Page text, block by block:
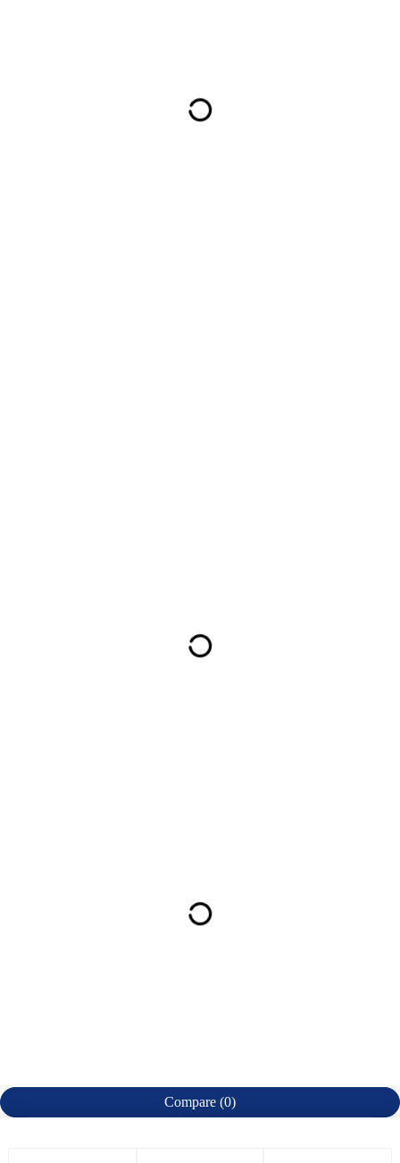
Compare (0)